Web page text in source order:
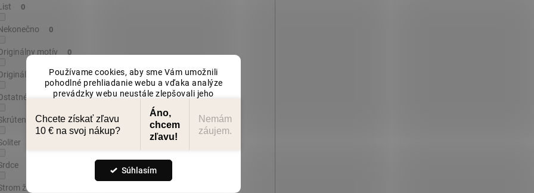
Používame cookies, aby sme Vám umožnili
pohodlné prehliadanie webu a vďaka analýze
prevádzky webu neustále zlepšovali jeho
nájdete v našichzásadách ochrany osobních
Súhlasím
0
0
motív 0
tvary 0
0
0
života
Chcete získať zľavu
10 € na svoj nákup?
Áno,
chcem
zľavu!
Nemám
záujem.